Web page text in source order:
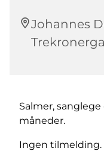
Johannes
Salmer,
måneder.
Ingen tilmelding.